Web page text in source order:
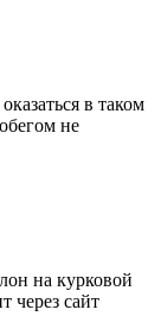
в таком
не
на курковой
через сайт